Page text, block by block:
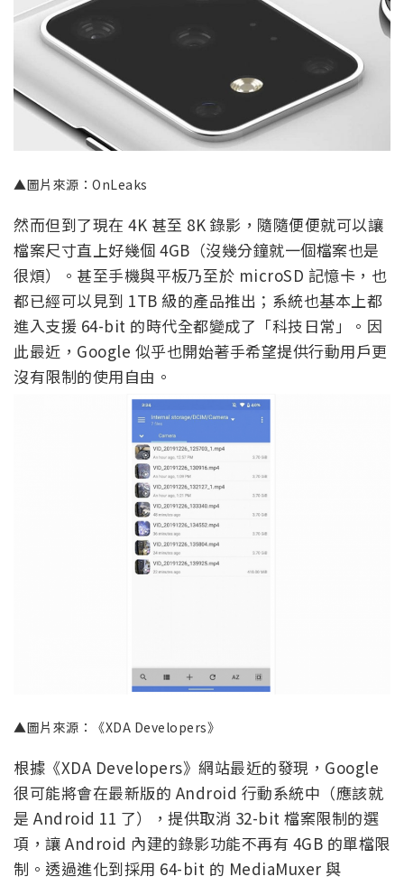
▲圖片來源：OnLeaks
然而但到了現在 4K 甚至 8K 錄影，隨隨便便就可以讓
檔案尺寸直上好幾個 4GB（沒幾分鐘就一個檔案也是
很煩）。甚至手機與平板乃至於 microSD 記憶卡，也
都已經可以見到 1TB 級的產品推出；系統也基本上都
進入支援 64-bit 的時代全都變成了「科技日常」。因
此最近，Google 似乎也開始著手希望提供行動用戶更
沒有限制的使用自由。
▲圖片來源：《XDA Developers》
根據《XDA Developers》網站最近的發現，Google
很可能將會在最新版的 Android 行動系統中（應該就
是 Android 11 了），提供取消 32-bit 檔案限制的選
項，讓 Android 內建的錄影功能不再有 4GB 的單檔限
制。透過進化到採用 64-bit 的 MediaMuxer 與